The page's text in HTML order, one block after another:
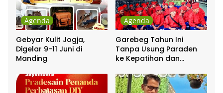
Agenda
Gebyar Kulit Jogja,
Digelar 9-11 Juni di
Manding
Agenda
Garebeg Tahun Ini
Tanpa Usung Paraden
ke Kepatihan dan